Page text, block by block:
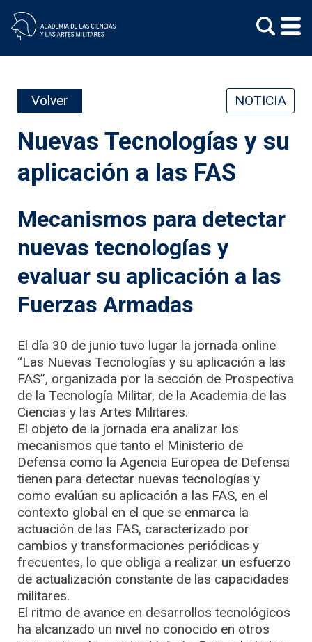
content
Volver NOTICIA
Nuevas Tecnologías y su
aplicación a las FAS
Mecanismos para detectar
nuevas tecnologías y
evaluar su aplicación a las
Fuerzas Armadas
El día 30 de junio tuvo lugar la jornada online
“Las Nuevas Tecnologías y su aplicación a las
FAS”, organizada por la sección de Prospectiva
de la Tecnología Militar, de la Academia de las
Ciencias y las Artes Militares.
El objeto de la jornada era analizar los
mecanismos que tanto el Ministerio de
Defensa como la Agencia Europea de Defensa
tienen para detectar nuevas tecnologías y
como evalúan su aplicación a las FAS, en el
contexto global en el que se enmarca la
actuación de las FAS, caracterizado por
cambios y transformaciones periódicas y
frecuentes, lo que obliga a realizar un esfuerzo
de actualización constante de las capacidades
militares.
El ritmo de avance en desarrollos tecnológicos
ha alcanzado un nivel no conocido en otros